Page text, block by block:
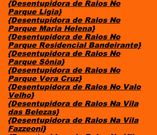
{Desentupidora de Ralos No
Parque Ligia}
{Desentupidora de Ralos No
Parque Maria Helena}
{Desentupidora de Ralos No
Parque Residencial Bandeirante}
{Desentupidora de Ralos No
Parque Sônia}
{Desentupidora de Ralos No
Parque Vera Cruz}
{Desentupidora de Ralos No Valo
Velho}
{Desentupidora de Ralos Na Vila
das Belezas}
{Desentupidora de Ralos Na Vila
Fazzeoni}